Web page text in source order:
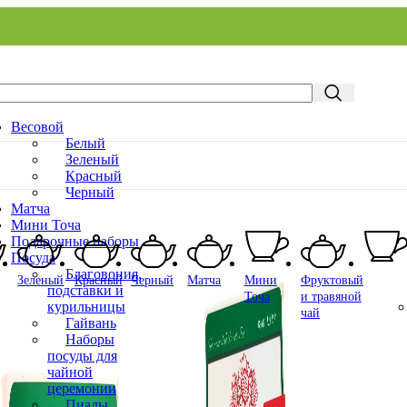
Весовой
Белый
Зеленый
Красный
Черный
Матча
Мини Точа
Подарочные наборы
Посуда
Благовония,
подставки и
курильницы
Гайвань
Наборы
посуды для
чайной
церемонии
Зеленый Красный Черный Матча
Мини
Точа
Фруктовый
и травяной
чай